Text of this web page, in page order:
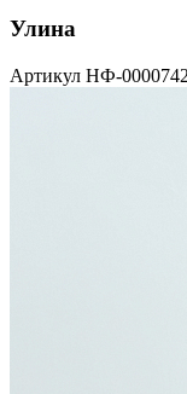
Улина
Артикул НФ-